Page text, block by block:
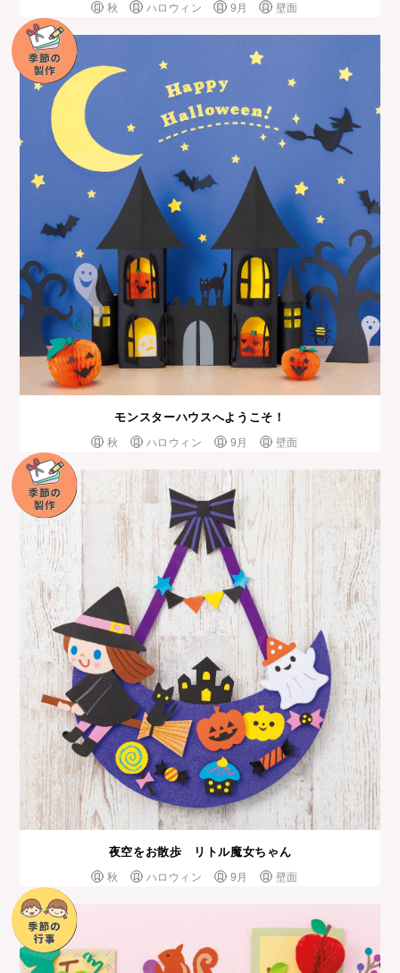
秋 ハロウィン 9月 壁面
モンスターハウスへようこそ！
秋 ハロウィン 9月 壁面
夜空をお散歩 リトル魔女ちゃん
秋 ハロウィン 9月 壁面